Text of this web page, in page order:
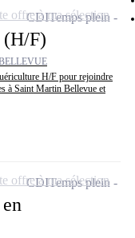
F)
H/F pour rejoindre
à Saint Martin Bellevue et
CDITemps plein
offre à ma sélection
CDITemps plein
offre à ma sélection